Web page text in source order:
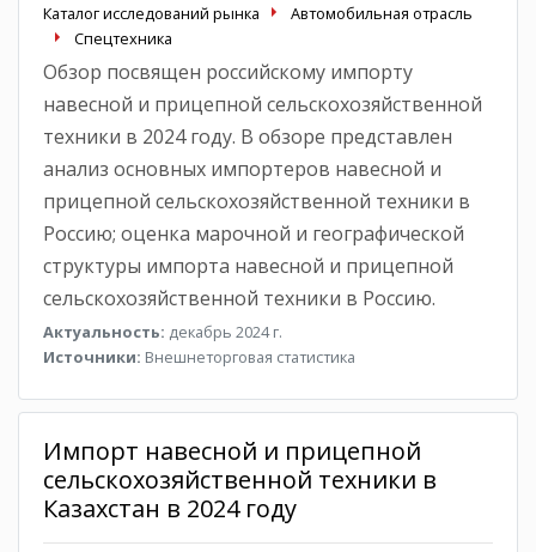
Каталог исследований рынка
Автомобильная отрасль
Спецтехника
Обзор посвящен российскому импорту
навесной и прицепной сельскохозяйственной
техники в 2024 году. В обзоре представлен
анализ основных импортеров навесной и
прицепной сельскохозяйственной техники в
Россию; оценка марочной и географической
структуры импорта навесной и прицепной
сельскохозяйственной техники в Россию.
Актуальность: декабрь 2024 г.
Источники: Внешнеторговая статистика
Импорт навесной и прицепной
сельскохозяйственной техники в
Казахстан в 2024 году